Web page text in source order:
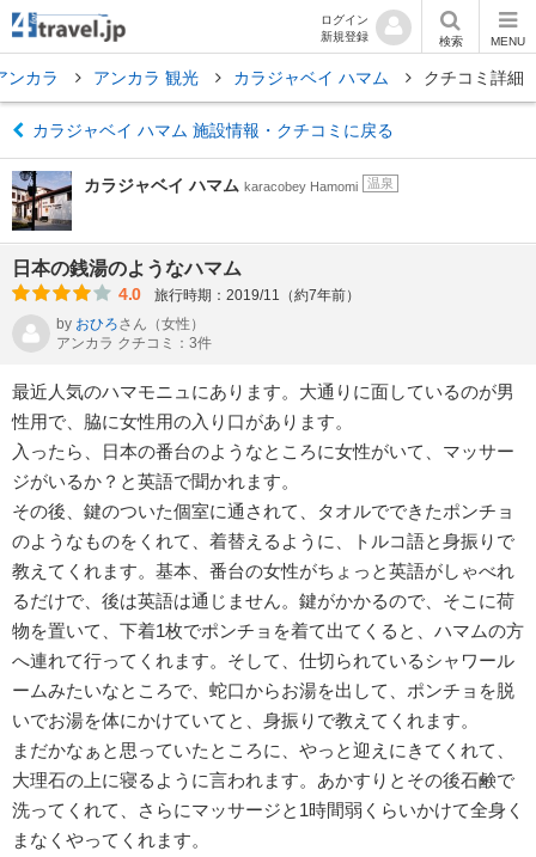
ログイン
新規登録
検索 MENU
ンカラ アンカラ 観光 カラジャベイ ハマム クチコミ詳細
カラジャベイ ハマム 施設情報・クチコミに戻る
カラジャベイ ハマム karacobey Hamomi 温泉
日本の銭湯のようなハマム
4.0
旅行時期：2019/11（約7年前）
by おひろさん （女性）
アンカラ クチコミ：3件
最近人気のハマモニュにあります。大通りに面しているのが男
性用で、脇に女性用の入り口があります。
入ったら、日本の番台のようなところに女性がいて、マッサー
ジがいるか？と英語で聞かれます。
その後、鍵のついた個室に通されて、タオルでできたポンチョ
のようなものをくれて、着替えるように、トルコ語と身振りで
教えてくれます。基本、番台の女性がちょっと英語がしゃべれ
るだけで、後は英語は通じません。鍵がかかるので、そこに荷
物を置いて、下着1枚でポンチョを着て出てくると、ハマムの方
へ連れて行ってくれます。そして、仕切られているシャワール
ームみたいなところで、蛇口からお湯を出して、ポンチョを脱
いでお湯を体にかけていてと、身振りで教えてくれます。
まだかなぁと思っていたところに、やっと迎えにきてくれて、
大理石の上に寝るように言われます。あかすりとその後石鹸で
洗ってくれて、さらにマッサージと1時間弱くらいかけて全身く
まなくやってくれます。